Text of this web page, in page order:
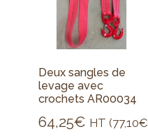
Deux sangles de
levage avec
crochets AR00034
64,25€ HT (77,10€